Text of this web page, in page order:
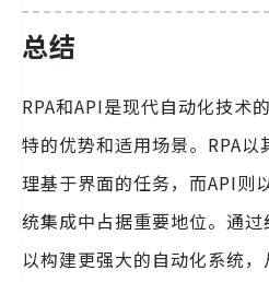
总结
RPA和API是现代自动化技术
特的优势和适用场景。RPA
理基于界面的任务，而API则
统集成中占据重要地位。通
以构建更强大的自动化系统